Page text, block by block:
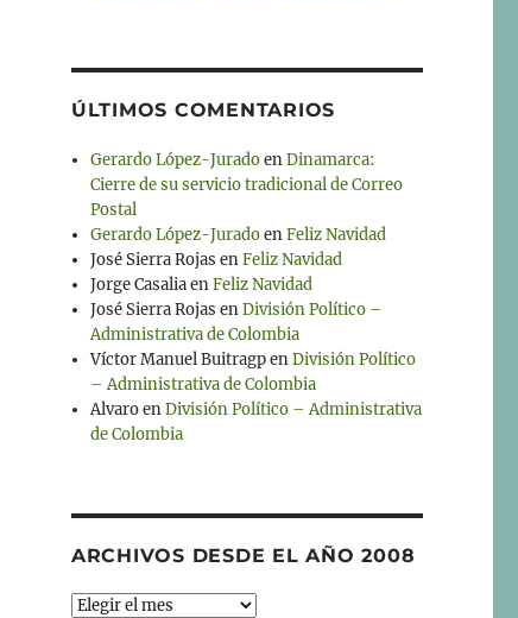
ÚLTIMOS COMENTARIOS
Gerardo López-JuradoenDinamarca:
Cierre de su servicio tradicional de Correo
Postal
Gerardo López-JuradoenFeliz Navidad
José Sierra Rojas enFeliz Navidad
Jorge CasaliaenFeliz Navidad
José Sierra Rojas enDivisión Político –
Administrativa de Colombia
Víctor Manuel BuitragpenDivisión Político
– Administrativa de Colombia
AlvaroenDivisión Político – Administrativa
de Colombia
ARCHIVOS DESDE EL AÑO 2008
Archivos